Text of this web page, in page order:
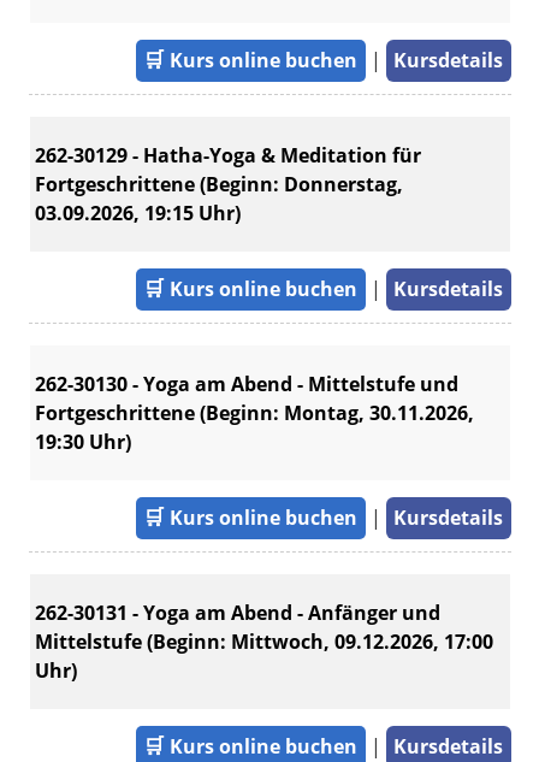
🛒 Kurs online buchen | Kursdetails
262-30129 - Hatha-Yoga & Meditation für
Fortgeschrittene (Beginn: Donnerstag,
03.09.2026, 19:15 Uhr)
🛒 Kurs online buchen | Kursdetails
262-30130 - Yoga am Abend - Mittelstufe und
Fortgeschrittene (Beginn: Montag, 30.11.2026,
19:30 Uhr)
🛒 Kurs online buchen | Kursdetails
262-30131 - Yoga am Abend - Anfänger und
Mittelstufe (Beginn: Mittwoch, 09.12.2026, 17:00
Uhr)
🛒 Kurs online buchen | Kursdetails